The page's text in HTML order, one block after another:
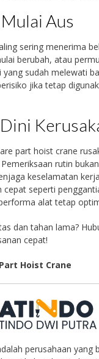
Aus
sering menerima
berubah, atau
sudah melewati
jika tetap
part hoist crane
rutin
keselamatan
seperti
alat tetap
dan tahan lama?
cepat!
Hoist Crane
perusahaan yang